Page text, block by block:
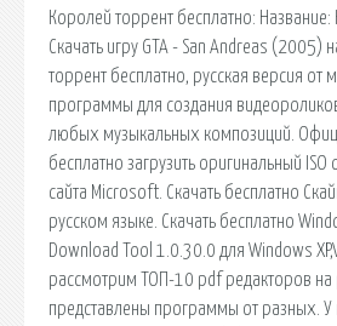
Королей торрент бесплатно: Название:
Скачать игру GTA - San Andreas (2005)
торрент бесплатно, русская версия от
программы для создания
любых музыкальных композиций.
бесплатно загрузить оригинальный
сайта Microsoft. Скачать бесплатно
русском языке. Cкачать бесплатно
Download Tool 1.0.30.0 для Windows
рассмотрим ТОП-10 pdf редакторов на
представлены программы от разных. У